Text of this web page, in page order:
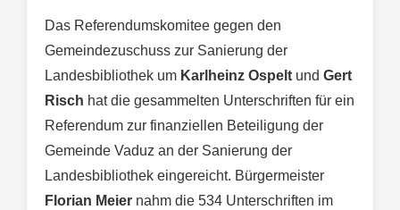
Das Referendumskomitee gegen den
Gemeindezuschuss zur Sanierung der
Landesbibliothek um Karlheinz Ospelt und Gert
Risch hat die gesammelten Unterschriften für ein
Referendum zur finanziellen Beteiligung der
Gemeinde Vaduz an der Sanierung der
Landesbibliothek eingereicht. Bürgermeister
Florian Meier nahm die 534 Unterschriften im